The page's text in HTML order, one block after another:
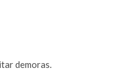
demoras.